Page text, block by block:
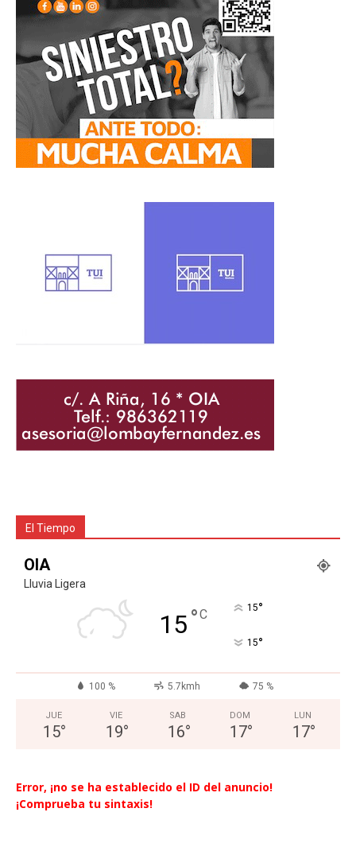
El Tiempo
OIA
Lluvia Ligera
15°C 15°
15°
100 % 5.7kmh 75 %
JUE
15°
VIE
19°
SAB
16°
DOM
17°
LUN
17°
Error, ¡no se ha establecido el ID del anuncio!
¡Comprueba tu sintaxis!